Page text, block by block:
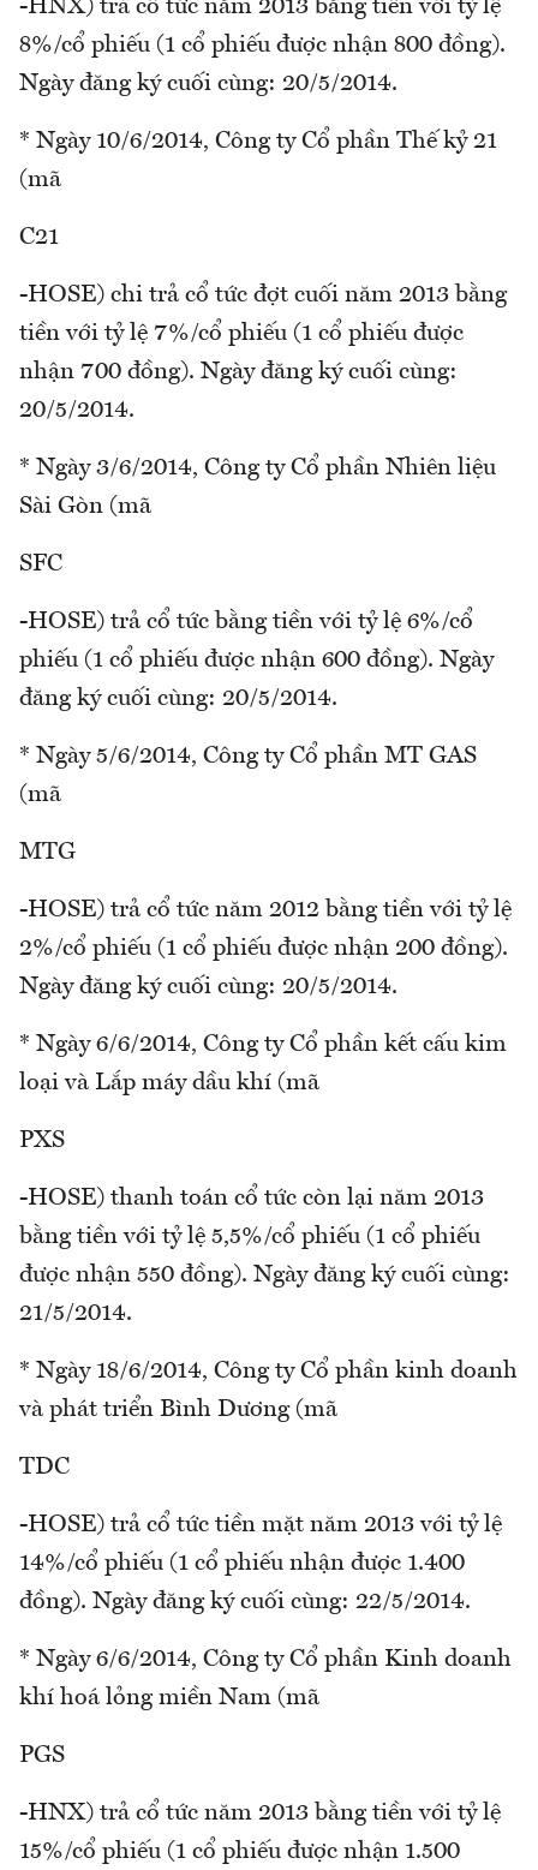
-HNX) trả cổ tức năm 2013 bằng tiền với tỷ lệ
8%/cổ phiếu (1 cổ phiếu được nhận 800 đồng).
Ngày đăng ký cuối cùng: 20/5/2014.
* Ngày 10/6/2014, Công ty Cổ phần Thế kỷ 21
(mã
C21
-HOSE) chi trả cổ tức đợt cuối năm 2013 bằng
tiền với tỷ lệ 7%/cổ phiếu (1 cổ phiếu được
nhận 700 đồng). Ngày đăng ký cuối cùng:
20/5/2014.
* Ngày 3/6/2014, Công ty Cổ phần Nhiên liệu
Sài Gòn (mã
SFC
-HOSE) trả cổ tức bằng tiền với tỷ lệ 6%/cổ
phiếu (1 cổ phiếu được nhận 600 đồng). Ngày
đăng ký cuối cùng: 20/5/2014.
* Ngày 5/6/2014, Công ty Cổ phần MT GAS
(mã
MTG
-HOSE) trả cổ tức năm 2012 bằng tiền với tỷ lệ
2%/cổ phiếu (1 cổ phiếu được nhận 200 đồng).
Ngày đăng ký cuối cùng: 20/5/2014.
* Ngày 6/6/2014, Công ty Cổ phần kết cấu kim
loại và Lắp máy dầu khí (mã
PXS
-HOSE) thanh toán cổ tức còn lại năm 2013
bằng tiền với tỷ lệ 5,5%/cổ phiếu (1 cổ phiếu
được nhận 550 đồng). Ngày đăng ký cuối cùng:
21/5/2014.
* Ngày 18/6/2014, Công ty Cổ phần kinh doanh
và phát triển Bình Dương (mã
TDC
-HOSE) trả cổ tức tiền mặt năm 2013 với tỷ lệ
14%/cổ phiếu (1 cổ phiếu nhận được 1.400
đồng). Ngày đăng ký cuối cùng: 22/5/2014.
* Ngày 6/6/2014, Công ty Cổ phần Kinh doanh
khí hoá lỏng miền Nam (mã
PGS
-HNX) trả cổ tức năm 2013 bằng tiền với tỷ lệ
15%/cổ phiếu (1 cổ phiếu được nhận 1.500